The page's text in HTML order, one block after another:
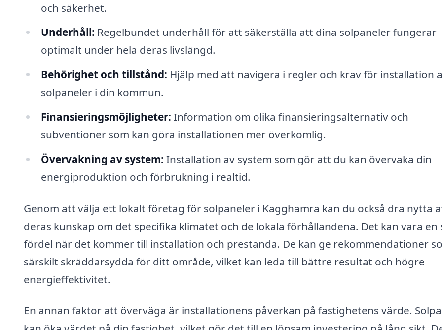
och säkerhet.
Underhåll: Regelbundet underhåll för att säkerställa att dina solpaneler fungerar
optimalt under hela deras livslängd.
Behörighet och tillstånd: Hjälp med att navigera i regler och krav för installation
solpaneler i din kommun.
Finansieringsmöjligheter: Information om olika finansieringsalternativ och
subventioner som kan göra installationen mer överkomlig.
Övervakning av system: Installation av system som gör att du kan övervaka din
energiproduktion och förbrukning i realtid.
Genom att välja ett lokalt företag för solpaneler i Kagghamra kan du också dra nytta
deras kunskap om det specifika klimatet och de lokala förhållandena. Det kan vara en
fördel när det kommer till installation och prestanda. De kan ge rekommendationer
särskilt skräddarsydda för ditt område, vilket kan leda till bättre resultat och högre
energieffektivitet.
En annan faktor att överväga är installationens påverkan på fastighetens värde.